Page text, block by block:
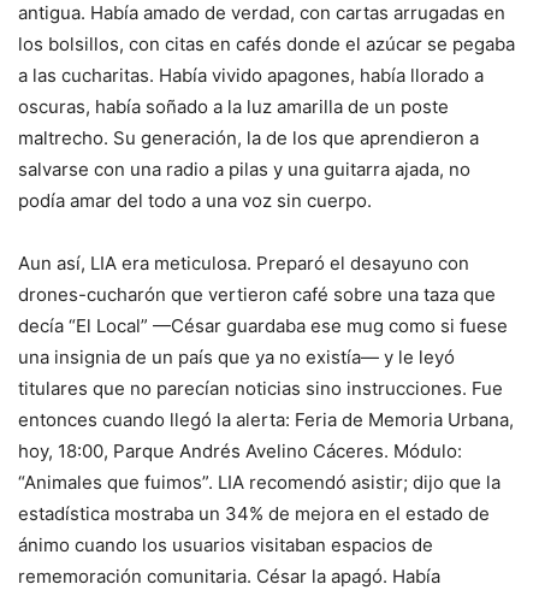
antigua. Había amado de verdad, con cartas arrugadas en
los bolsillos, con citas en cafés donde el azúcar se pegaba
a las cucharitas. Había vivido apagones, había llorado a
oscuras, había soñado a la luz amarilla de un poste
maltrecho. Su generación, la de los que aprendieron a
salvarse con una radio a pilas y una guitarra ajada, no
podía amar del todo a una voz sin cuerpo.
Aun así, LIA era meticulosa. Preparó el desayuno con
drones-cucharón que vertieron café sobre una taza que
decía “El Local” —César guardaba ese mug como si fuese
una insignia de un país que ya no existía— y le leyó
titulares que no parecían noticias sino instrucciones. Fue
entonces cuando llegó la alerta: Feria de Memoria Urbana,
hoy, 18:00, Parque Andrés Avelino Cáceres. Módulo:
“Animales que fuimos”. LIA recomendó asistir; dijo que la
estadística mostraba un 34% de mejora en el estado de
ánimo cuando los usuarios visitaban espacios de
rememoración comunitaria. César la apagó. Había